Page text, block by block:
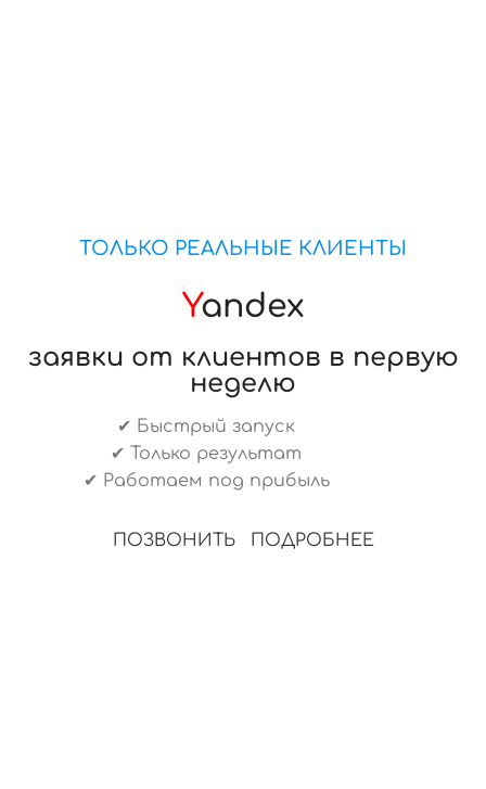
ТОЛЬКО РЕАЛЬНЫЕ КЛИЕНТЫ
Yandex
заявки от клиентов в первую
неделю
✔ Быстрый запуск
✔ Только результат
✔ Работаем под прибыль
ПОЗВОНИТЬ ПОДРОБНЕЕ